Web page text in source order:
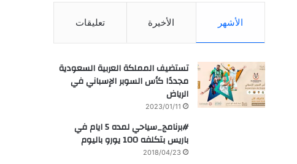
الأشهر الأخيرة تعليقات
تستضيف المملكة العربية السعودية
مجددًا كأس السوبر الإسباني في
الرياض
2023/01/11
#برنامج_سياحي لمده 5 ايام في
باريس بتكلفه 100 يورو باليوم
2018/04/23